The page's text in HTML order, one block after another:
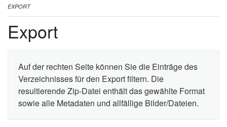
EXPORT
Export
Auf der rechten Seite können Sie die Einträge des
Verzeichnisses für den Export filtern. Die
resultierende Zip-Datei enthält das gewählte Format
sowie alle Metadaten und allfällige Bilder/Dateien.